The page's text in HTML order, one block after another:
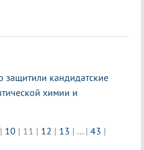
кандидатские
химии и
| 10 | 11 | 12 | 13 | ... | 43 |